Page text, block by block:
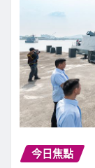
今日焦點